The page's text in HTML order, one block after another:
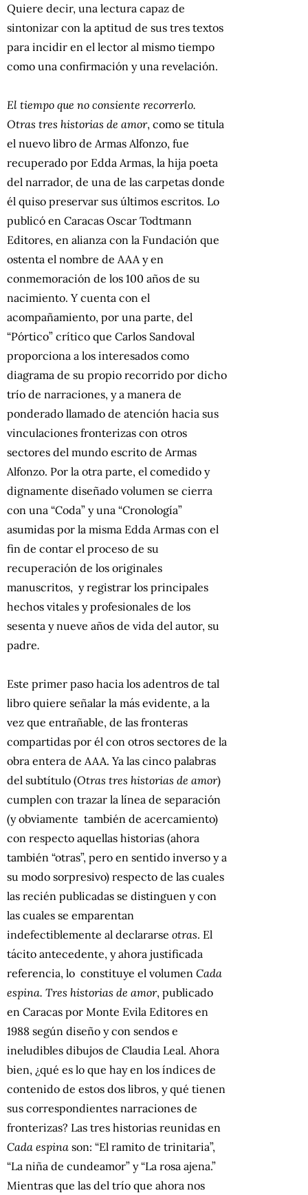
Quiere decir, una lectura capaz de
sintonizar con la aptitud de sus tres textos
para incidir en el lector al mismo tiempo
como una confirmación y una revelación.
El tiempo que no consiente recorrerlo.
Otras tres historias de amor, como se titula
el nuevo libro de Armas Alfonzo, fue
recuperado por Edda Armas, la hija poeta
del narrador, de una de las carpetas donde
él quiso preservar sus últimos escritos. Lo
publicó en Caracas Oscar Todtmann
Editores, en alianza con la Fundación que
ostenta el nombre de AAA y en
conmemoración de los 100 años de su
nacimiento. Y cuenta con el
acompañamiento, por una parte, del
“Pórtico” crítico que Carlos Sandoval
proporciona a los interesados como
diagrama de su propio recorrido por dicho
trío de narraciones, y a manera de
ponderado llamado de atención hacia sus
vinculaciones fronterizas con otros
sectores del mundo escrito de Armas
Alfonzo. Por la otra parte, el comedido y
dignamente diseñado volumen se cierra
con una “Coda” y una “Cronología”
asumidas por la misma Edda Armas con el
fin de contar el proceso de su
recuperación de los originales
manuscritos, y registrar los principales
hechos vitales y profesionales de los
sesenta y nueve años de vida del autor, su
padre.
Este primer paso hacia los adentros de tal
libro quiere señalar la más evidente, a la
vez que entrañable, de las fronteras
compartidas por él con otros sectores de la
obra entera de AAA. Ya las cinco palabras
del subtítulo (Otras tres historias de amor)
cumplen con trazar la línea de separación
(y obviamente también de acercamiento)
con respecto aquellas historias (ahora
también “otras”, pero en sentido inverso y a
su modo sorpresivo) respecto de las cuales
las recién publicadas se distinguen y con
las cuales se emparentan
indefectiblemente al declararse otras. El
tácito antecedente, y ahora justificada
referencia, lo constituye el volumen Cada
espina. Tres historias de amor, publicado
en Caracas por Monte Evila Editores en
1988 según diseño y con sendos e
ineludibles dibujos de Claudia Leal. Ahora
bien, ¿qué es lo que hay en los índices de
contenido de estos dos libros, y qué tienen
sus correspondientes narraciones de
fronterizas? Las tres historias reunidas en
Cada espina son: “El ramito de trinitaria”,
“La niña de cundeamor” y “La rosa ajena.”
Mientras que las del trío que ahora nos